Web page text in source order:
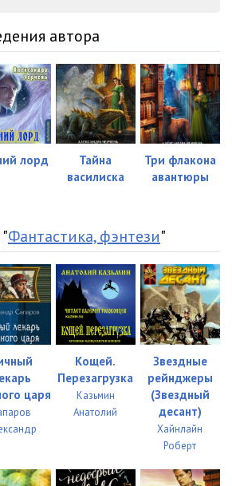
автора
лорд
Тайна
василиска
Три флакона
авантюры
Фантастика, фэнтези"
царя
Кощей.
Перезагрузка
Казьмин
Анатолий
Звездные
рейнджеры
(Звездный
десант)
Хайнлайн
Роберт